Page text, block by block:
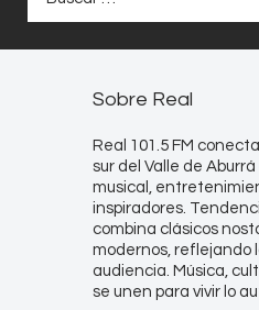
Sobre Real
Real 101.5 FM
sur del Valle de
musical,
inspiradores.
combina clásicos
modernos, reflejando
audiencia. Música,
se unen para vivir lo